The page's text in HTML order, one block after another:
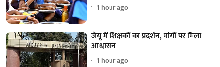
1 hour ago
जेयू में शिक्षकों का प्रदर्शन, मांगों पर मिला
आश्वासन
1 hour ago